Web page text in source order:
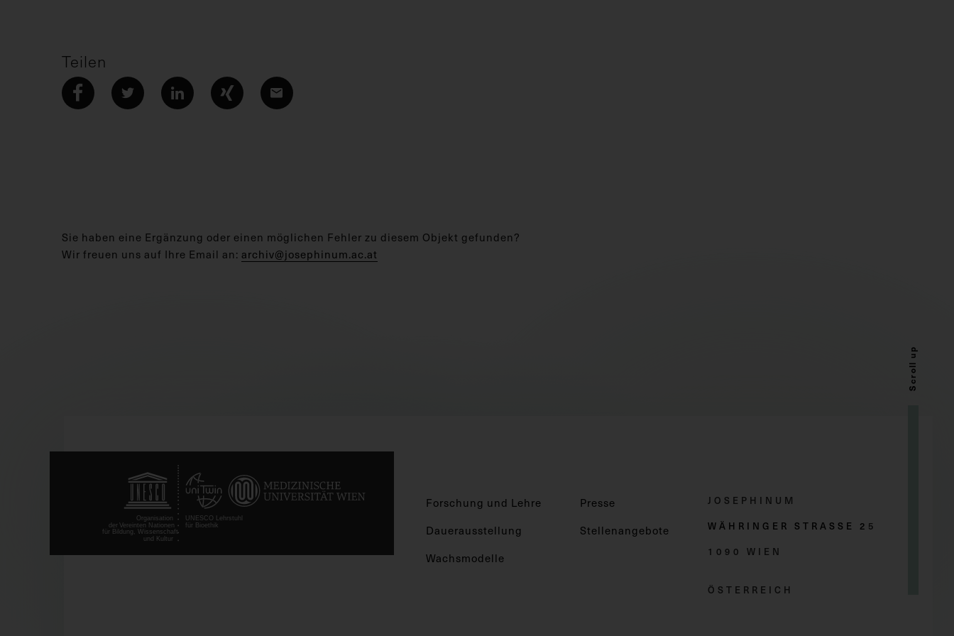
Teilen
Sie haben eine Ergänzung oder einen möglichen Fehler zu diesem Objekt gefunden?
Wir freuen uns auf Ihre Email an: archiv@josephinum.ac.at
Scroll up
Forschung und Lehre
Dauerausstellung
Wachsmodelle
Presse
Stellenangebote
JOSEPHINUM
WÄHRINGER STRASSE 2 5
1090 WIEN
ÖSTERREICH